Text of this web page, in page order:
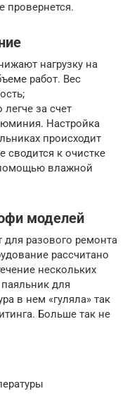
провернется.
нагрузку на
работ. Вес
за счет
Настройка
происходит
сводится к очистке
помощью влажной
моделей
разового ремонта
рассчитано
нескольких
для
в нем «гуляла» так
Больше так не